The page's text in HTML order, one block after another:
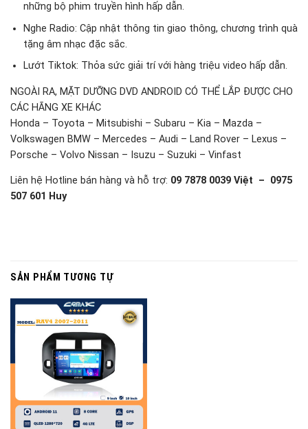
những bộ phim truyền hình hấp dẫn.
Nghe Radio: Cập nhật thông tin giao thông, chương trình quà
tặng âm nhạc đặc sắc.
Lướt Tiktok: Thỏa sức giải trí với hàng triệu video hấp dẫn.
NGOÀI RA, MẶT DƯỠNG DVD ANDROID CÓ THỂ LẮP ĐƯỢC CHO
CÁC HÃNG XE KHÁC
Honda – Toyota – Mitsubishi – Subaru – Kia – Mazda –
Volkswagen BMW – Mercedes – Audi – Land Rover – Lexus –
Porsche – Volvo Nissan – Isuzu – Suzuki – Vinfast
Liên hệ Hotline bán hàng và hỗ trợ: 09 7878 0039 Việt – 0975
507 601 Huy
SẢN PHẨM TƯƠNG TỰ